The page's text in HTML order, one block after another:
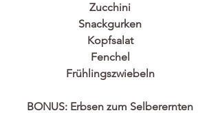
Zucchini
Snackgurken
Kopfsalat
Fenchel
Frühlingszwiebeln
BONUS: Erbsen zum Selberernten